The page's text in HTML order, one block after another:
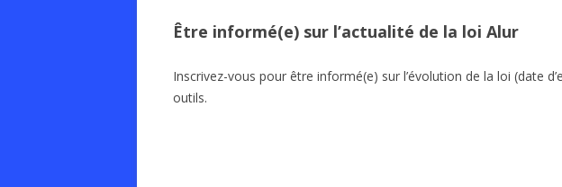
Être informé(e) sur l’actualité de la loi Alur
Inscrivez-vous pour être informé(e) sur l’évolution de la loi (date
outils.